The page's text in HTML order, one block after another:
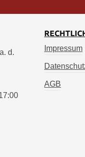
d.
Impressum
AGB